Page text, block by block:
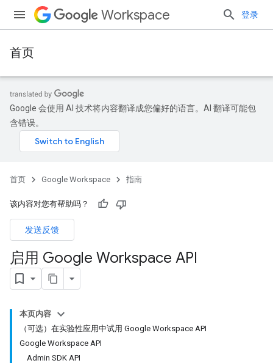
Workspace 登录
首页
Google 会使用 AI 技术将内容翻译成您偏好的语言。AI 翻译可能包
含错误。
首页 Google Workspace 指南
该内容对您有帮助吗？
发送反馈
启用 Google Workspace API
本页内容
（可选）在实验性应用中试用 Google Workspace API
Google Workspace API
Admin SDK API